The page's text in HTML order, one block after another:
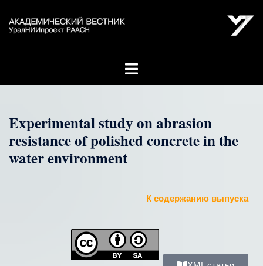
Experimental study on abrasion
resistance of polished concrete in the
water environment
К содержанию выпуска